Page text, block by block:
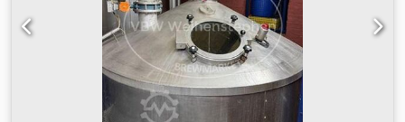
Milchsäureversorgung des Sudhauses Tankvolumen
jeweils: 4000 l Bedienung / Steuerung: Visualisierung in
ProLeit Material: Tanks aus Edelstahl 1.4571 und 1.4404
(AISI 316Ti und 316L) Lage / Position: Gärtanks auf jeweils 3
Füßen stehend Basiskonstruktion: zylindrische Tanks mit
Klöpperböden Dsdpfxozizdaj Afvjck Ausstattung: Tanks